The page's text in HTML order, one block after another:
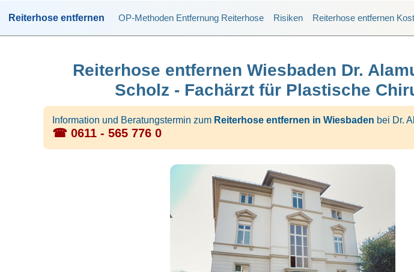
Reiterhose entfernen OP-Methoden Entfernung Reiterhose Risiken Reiterhose entfernen
Reiterhose entfernen Wiesbaden Dr.
Scholz - Fachärzt für Plastische
Information und Beratungstermin zum Reiterhose entfernen in Wiesbaden bei Dr.
☎ 0611 - 565 776 0